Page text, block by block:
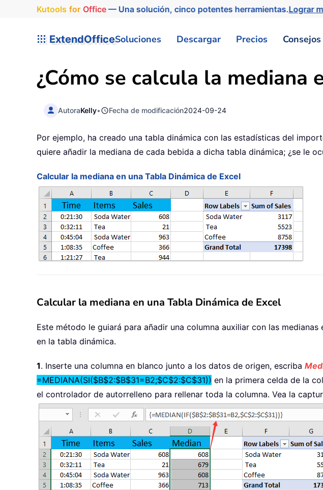
Kutools for Office— Una solución, cinco potentes herramientas.Lograr
ExtendOfficeSoluciones Descargar Precios
¿Cómo se calcula la mediana
AutoraKelly• Fecha de modificación2024-09-24
Por ejemplo, ha creado una tabla dinámica con las estadísticas del
quiere añadir la mediana de cada bebida a dicha tabla dinámica; ¿se le
Calcular la mediana en una Tabla Dinámica de Excel
Calcular la mediana en una Tabla Dinámica de Excel
Este método le guiará para añadir una columna auxiliar con las
en la tabla dinámica.
1. Inserte una columna en blanco junto a los datos de origen, escriba
=MEDIANA(SI($B$2:$B$31=B2;$C$2:$C$31)) en la primera celda de la
el controlador de autorrelleno para rellenar toda la columna. Vea la